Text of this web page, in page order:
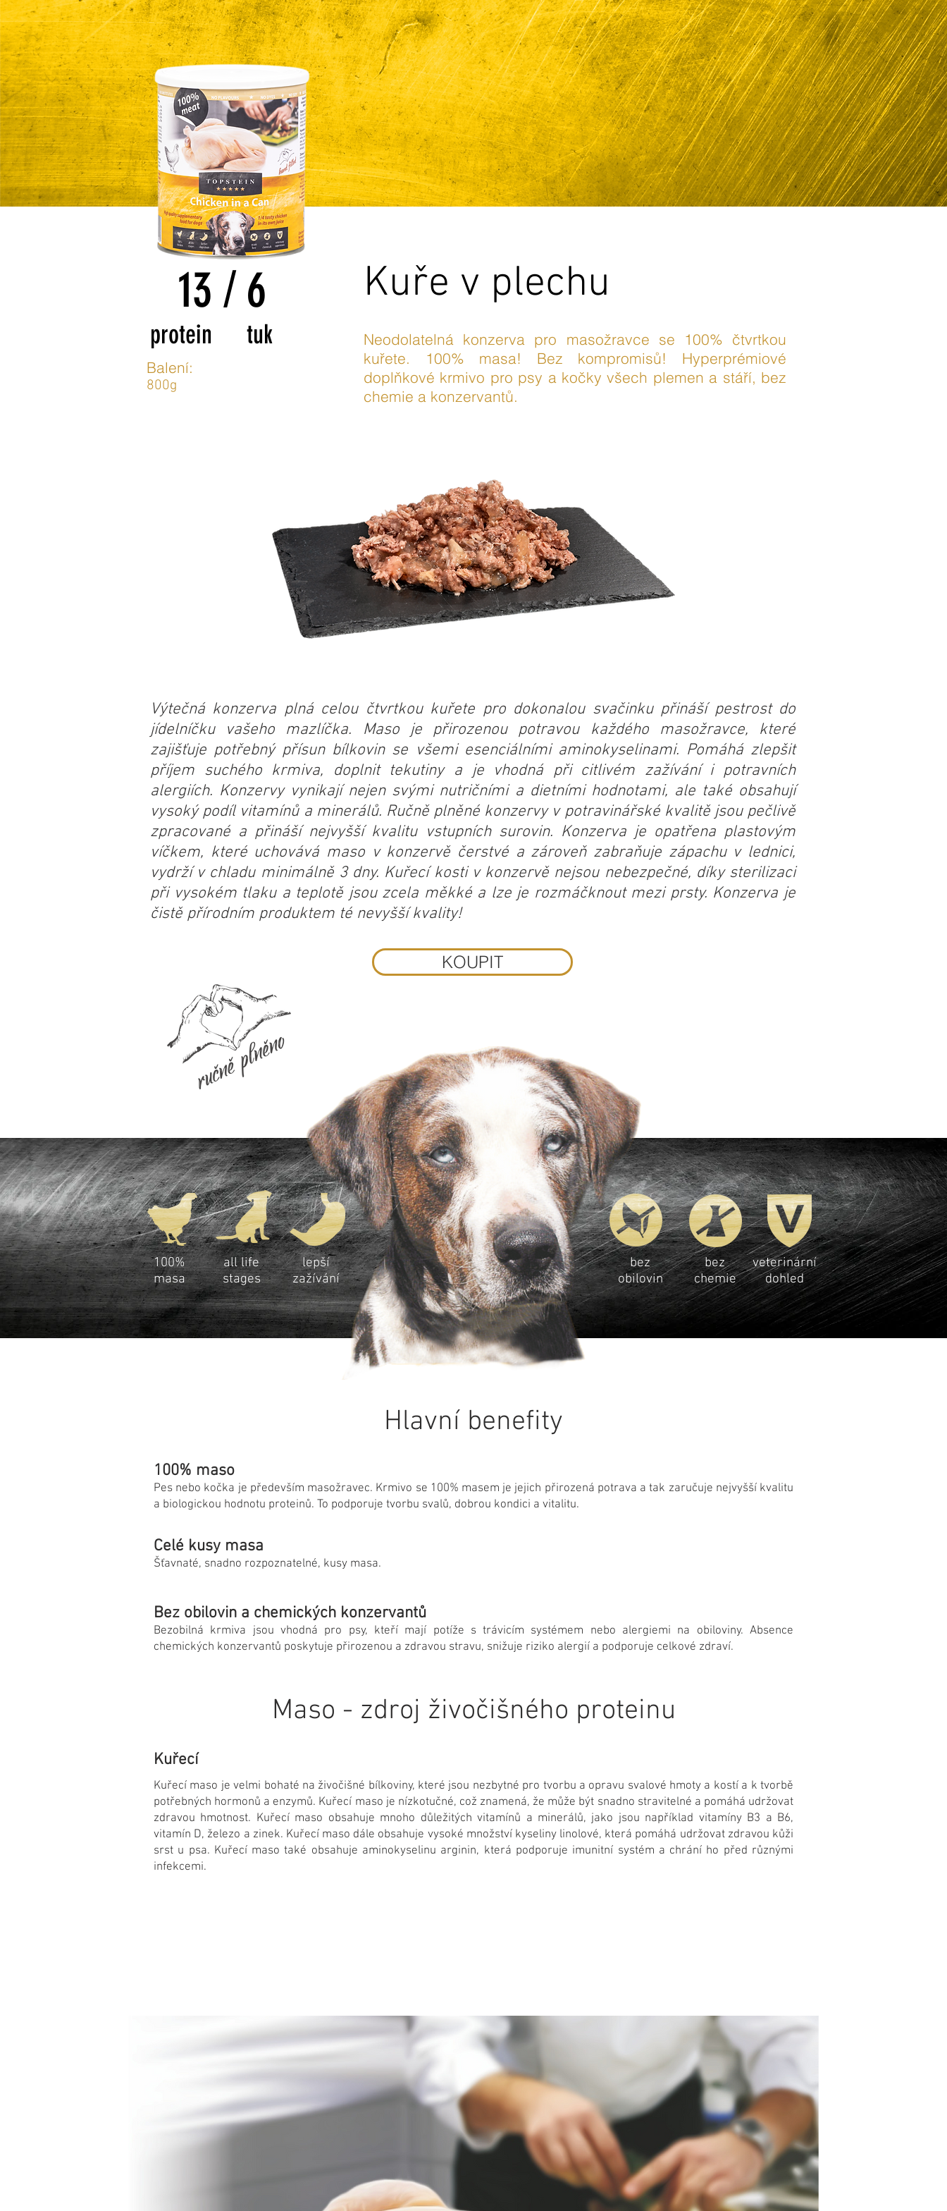
Kuře v plechu
Neodolatelná konzerva pro masožravce se 100% čtvrtkou
kuřete. 100% masa! Bez kompromisů! Hyperprémiové
doplňkové krmivo pro psy a kočky všech plemen a stáří, bez
chemie a konzervantů.
13 / 6
protein tuk
Balení:
800g
Výtečná konzerva plná celou čtvrtkou kuřete pro dokonalou svačinku přináší pestrost do
jídelníčku vašeho mazlíčka. Maso je přirozenou potravou každého masožravce, které
zajišťuje potřebný přísun bílkovin se všemi esenciálními aminokyselinami. Pomáhá zlepšit
příjem suchého krmiva, doplnit tekutiny a je vhodná při citlivém zažívání i potravních
alergiích. Konzervy vynikají nejen svými nutričními a dietními hodnotami, ale také obsahují
vysoký podíl vitamínů a minerálů. Ručně plněné konzervy v potravinářské kvalitě jsou pečlivě
zpracované a přináší nejvyšší kvalitu vstupních surovin. Konzerva je opatřena plastovým
víčkem, které uchovává maso v konzervě čerstvé a zároveň zabraňuje zápachu v lednici,
vydrží v chladu minimálně 3 dny. Kuřecí kosti v konzervě nejsou nebezpečné, díky sterilizaci
při vysokém tlaku a teplotě jsou zcela měkké a lze je rozmáčknout mezi prsty. Konzerva je
čistě přírodním produktem té nevyšší kvality!
KOUPIT
100%
masa
all life
stages
lepší
zažívání
bez
obilovin
bez
chemie
veterinární
dohled
Hlavní benefity
100% maso
Pes nebo kočka je především masožravec. Krmivo se 100% masem je jejich přirozená potrava a tak zaručuje nejvyšší kvalitu
a biologickou hodnotu proteinů. To podporuje tvorbu svalů, dobrou kondici a vitalitu.
Celé kusy masa
Šťavnaté, snadno rozpoznatelné, kusy masa.
Bez obilovin a chemických konzervantů
Bezobilná krmiva jsou vhodná pro psy, kteří mají potíže s trávicím systémem nebo alergiemi na obiloviny. Absence
chemických konzervantů poskytuje přirozenou a zdravou stravu, snižuje riziko alergií a podporuje celkové zdraví.
Maso - zdroj živočišného proteinu
Kuřecí
Kuřecí maso je velmi bohaté na živočišné bílkoviny, které jsou nezbytné pro tvorbu a opravu svalové hmoty a kostí a k tvorbě
potřebných hormonů a enzymů. Kuřecí maso je nízkotučné, což znamená, že může být snadno stravitelné a pomáhá udržovat
zdravou hmotnost. Kuřecí maso obsahuje mnoho důležitých vitamínů a minerálů, jako jsou například vitamíny B3 a B6,
vitamín D, železo a zinek. Kuřecí maso dále obsahuje vysoké množství kyseliny linolové, která pomáhá udržovat zdravou kůži
srst u psa. Kuřecí maso také obsahuje aminokyselinu arginin, která podporuje imunitní systém a chrání ho před různými
infekcemi.